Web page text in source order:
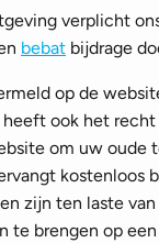
verplicht
bebat bijdrage
op de
heeft ook het
om uw oude
kostenloos
zijn ten laste
te brengen op